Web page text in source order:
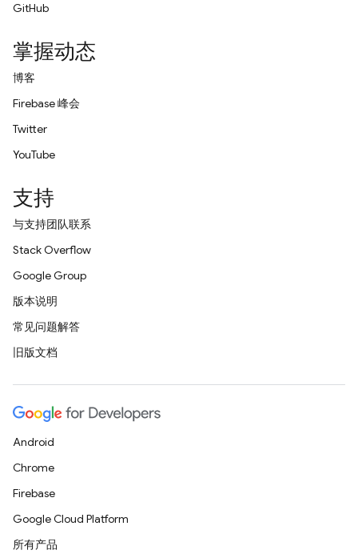
GitHub
掌握动态
博客
Firebase 峰会
Twitter
YouTube
支持
与支持团队联系
Stack Overflow
Google Group
版本说明
常见问题解答
旧版文档
Android
Chrome
Firebase
Google Cloud Platform
所有产品